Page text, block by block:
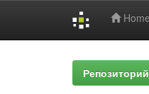
Home